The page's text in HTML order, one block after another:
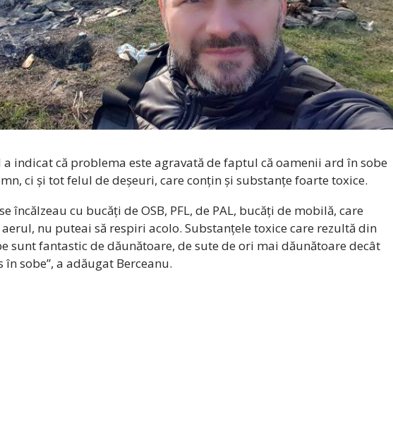
indicat că problema este agravată de faptul că oamenii ard în sobe
ci și tot felul de deșeuri, care conțin și substanțe foarte toxice.
încălzeau cu bucăți de OSB, PFL, de PAL, bucăți de mobilă, care
nu puteai să respiri acolo. Substanțele toxice care rezultă din
sunt fantastic de dăunătoare, de sute de ori mai dăunătoare decât
în sobe”, a adăugat Berceanu.